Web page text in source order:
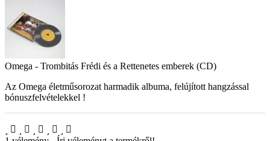
Omega - Trombitás Frédi és a Rettenetes emberek (CD)
Az Omega életműsorozat harmadik albuma, felújított hangzással
bónuszfelvételekkel !